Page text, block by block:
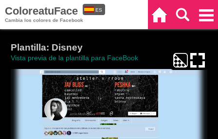
ColoreatuFace
Cambia los colores de Facebook
ES
Plantilla: Disney
Vista previa de la plantilla para FaceBook